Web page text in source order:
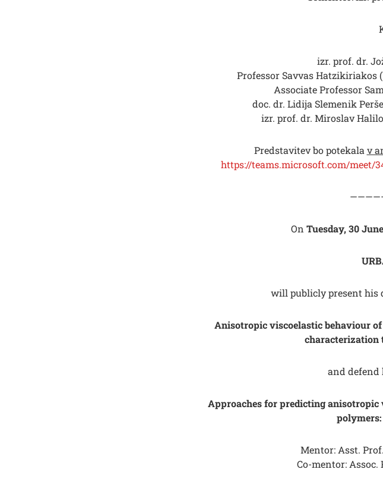
izr. prof. dr.
Professor Savvas
Associate Professor
doc. dr. Lidija Slemenik
izr. prof. dr. Miroslav
Predstavitev bo potekala v
https://teams.microsoft.com/meet/
On Tuesday, 30
will publicly present his
Anisotropic viscoelastic behaviour
and defend
Approaches for predicting
Mentor: Asst.
Co-mentor: